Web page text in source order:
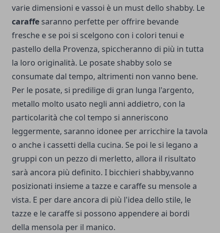
varie dimensioni e vassoi è un must dello shabby. Le
caraffe saranno perfette per offrire bevande
fresche e se poi si scelgono con i colori tenui e
pastello della Provenza, spiccheranno di più in tutta
la loro originalità. Le posate shabby solo se
consumate dal tempo, altrimenti non vanno bene.
Per le posate, si predilige di gran lunga l'argento,
metallo molto usato negli anni addietro, con la
particolarità che col tempo si anneriscono
leggermente, saranno idonee per arricchire la tavola
o anche i cassetti della cucina. Se poi le si legano a
gruppi con un pezzo di merletto, allora il risultato
sarà ancora più definito. I bicchieri shabby,vanno
posizionati insieme a tazze e caraffe su mensole a
vista. E per dare ancora di più l'idea dello stile, le
tazze e le caraffe si possono appendere ai bordi
della mensola per il manico.